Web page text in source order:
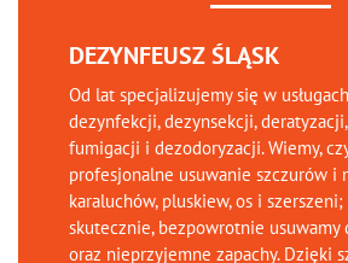
DEZYNFEUSZ ŚLĄSK
Od lat specjalizujemy się w
dezynfekcji, dezynsekcji,
fumigacji i dezodoryzacji. Wiemy,
profesjonalne usuwanie szczurów i
karaluchów, pluskiew, os i szerszeni;
skutecznie, bezpowrotnie usuwamy
oraz nieprzyjemne zapachy. Dzięki